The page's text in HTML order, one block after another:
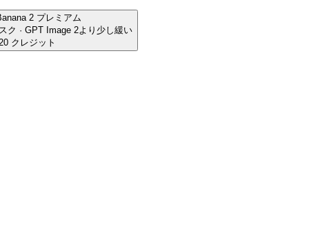
2 プレミアム
ク · GPT Image 2より少し緩い
クレジット